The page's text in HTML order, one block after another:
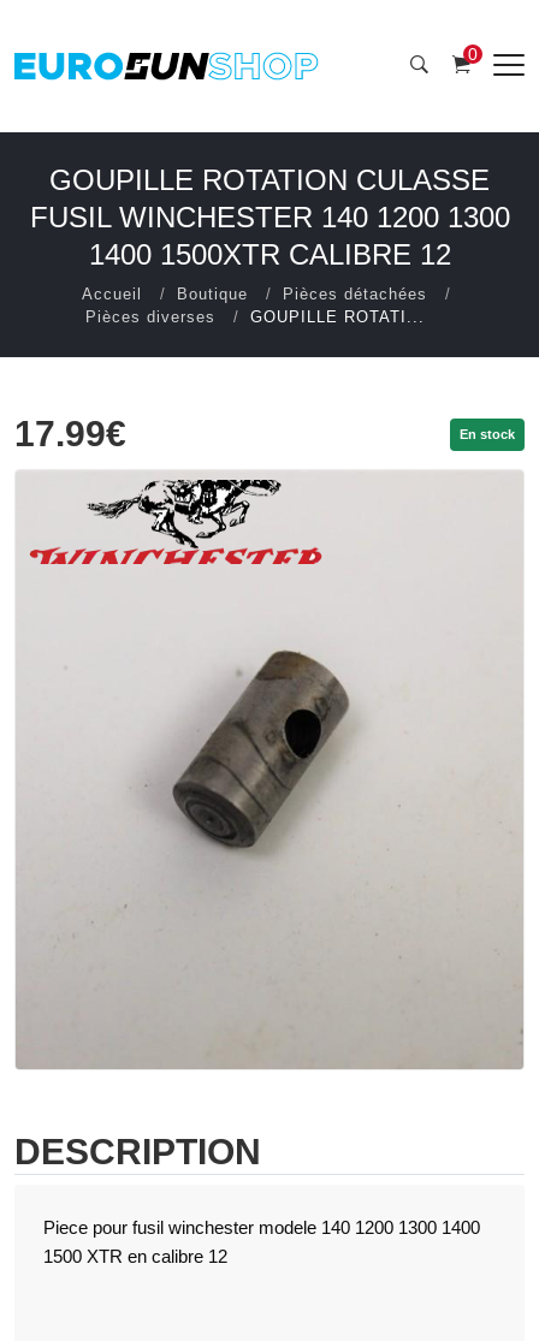
0
GOUPILLE ROTATION CULASSE
FUSIL WINCHESTER 140 1200 1300
1400 1500XTR CALIBRE 12
Accueil Boutique
Pièces détachées
Pièces diverses
GOUPILLE ROTATI...
17.99€ En stock
DESCRIPTION
Piece pour fusil winchester modele 140 1200 1300 1400
1500 XTR en calibre 12